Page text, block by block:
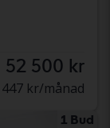
52 500 kr
447 kr/månad
1 Bud